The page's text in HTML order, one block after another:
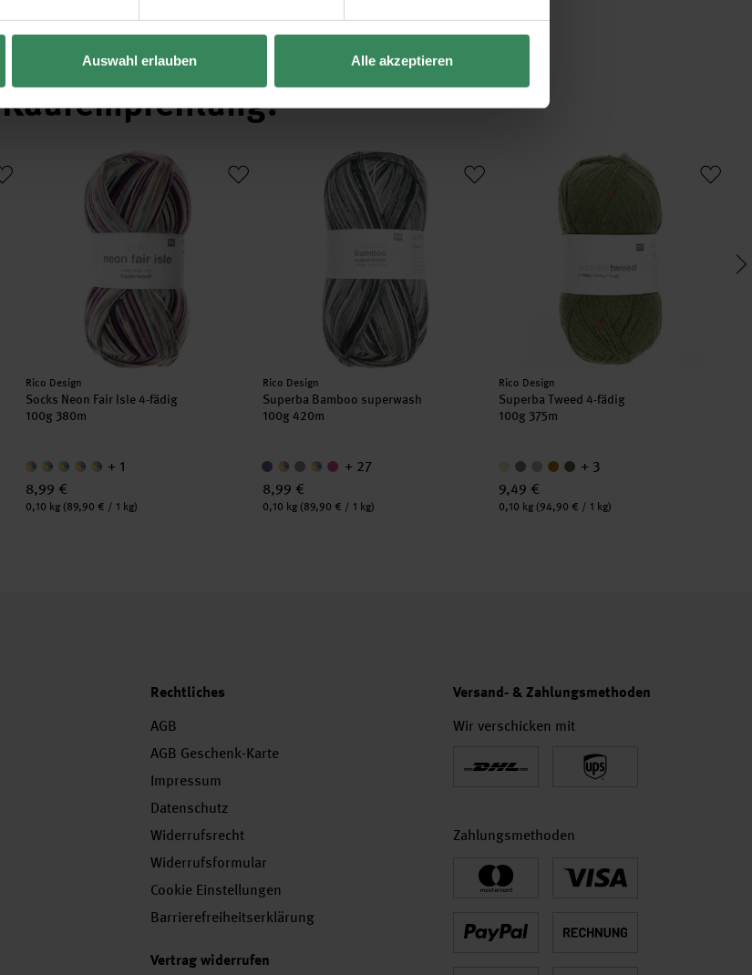
Auswahl erlauben Alle akzeptieren
Kaufempfehlung
Socks Neon Fair Isle 4-fädig
Hersteller:
Rico Design
Socks Neon Fair Isle 4-fädig
100g 380m
+ 1
8,99 €
Inhalt:
0,10 kg (89,90 € / 1 kg)
Superba Bamboo superwash
Hersteller:
Rico Design
Superba Bamboo superwash
100g 420m
+ 27
8,99 €
Inhalt:
0,10 kg (89,90 € / 1 kg)
Superba Tweed 4-fädig
Hersteller:
Rico Design
Superba Tweed 4-fädig
100g 375m
+ 3
9,49 €
Inhalt:
0,10 kg (94,90 € / 1 kg)
Rechtliches
AGB
AGB Geschenk-Karte
Impressum
Datenschutz
Widerrufsrecht
Widerrufsformular
Cookie Einstellungen
Barrierefreiheitserklärung
Vertrag widerrufen
Versand- & Zahlungsmethoden
Wir verschicken mit
Zahlungsmethoden